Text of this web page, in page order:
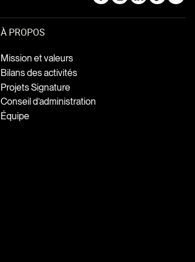
À PROPOS
Mission et valeurs
Bilans des activités
Projets Signature
Conseil d’administration
Équipe